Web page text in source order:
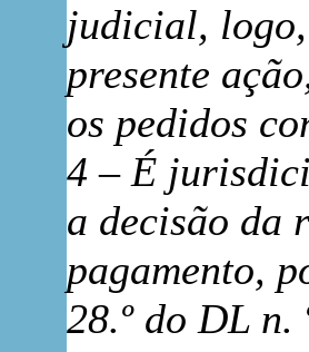
judicial,
presente
os pedidos
4– É
a decisão da
pagamento,
28.º do DL n.